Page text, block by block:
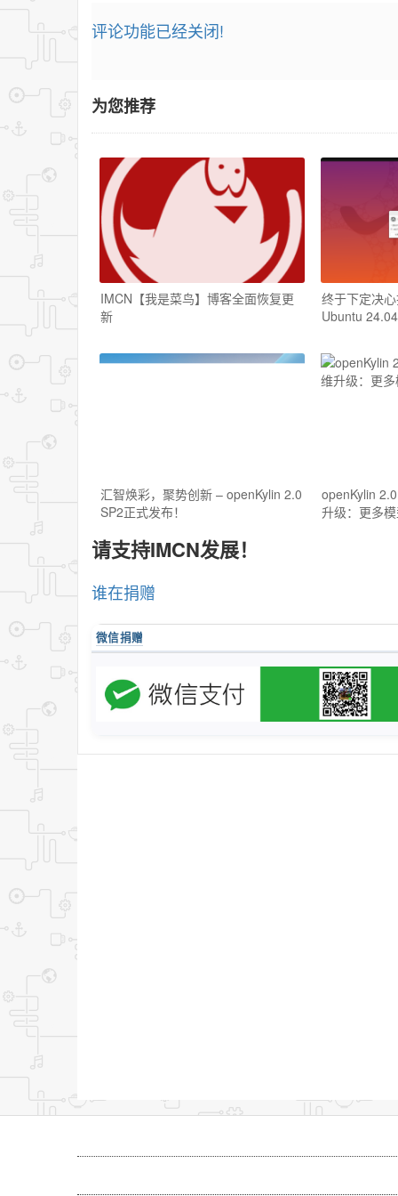
评论功能已经关闭!
为您推荐
IMCN【我是菜鸟】博客全面恢复更
新
终于下定决
Ubuntu 24.04
汇智焕彩，聚势创新 – openKylin 2.0
SP2正式发布！
openKylin
升级：更多
请支持IMCN发展！
谁在捐赠
微信捐赠